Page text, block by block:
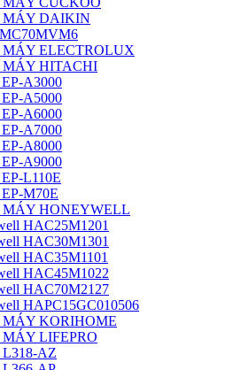
MÁY DAIKIN
ELECTROLUX
HITACHI
A3000
A5000
A6000
A7000
A8000
A9000
L110E
M70E
HONEYWELL
HAC25M1201
HAC30M1301
HAC35M1101
HAC45M1022
HAC70M2127
HAPC15GC010506
KORIHOME
LIFEPRO
AZ